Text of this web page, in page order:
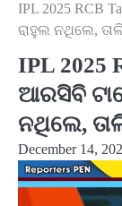
IPL 2025 RCB
ରାହୁଲ ନଥିଲେ,
IPL 2025
ଆରସିବି
ନଥିଲେ,
December 14,